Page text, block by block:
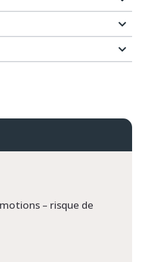
– risque de